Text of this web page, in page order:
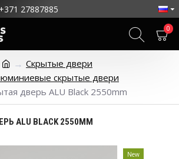
+371 27887885
0
Скрытые двери
скрытые двери
дверь ALU Black 2550mm
ALU BLACK 2550MM
New